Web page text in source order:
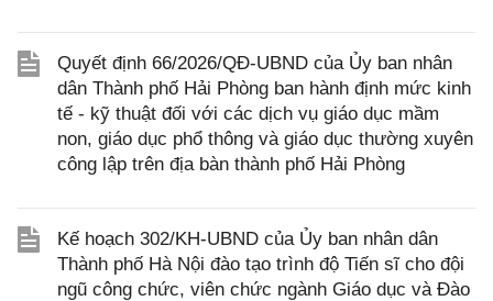
Quyết định 66/2026/QĐ-UBND của Ủy ban nhân
dân Thành phố Hải Phòng ban hành định mức kinh
tế - kỹ thuật đối với các dịch vụ giáo dục mầm
non, giáo dục phổ thông và giáo dục thường xuyên
công lập trên địa bàn thành phố Hải Phòng
Kế hoạch 302/KH-UBND của Ủy ban nhân dân
Thành phố Hà Nội đào tạo trình độ Tiến sĩ cho đội
ngũ công chức, viên chức ngành Giáo dục và Đào